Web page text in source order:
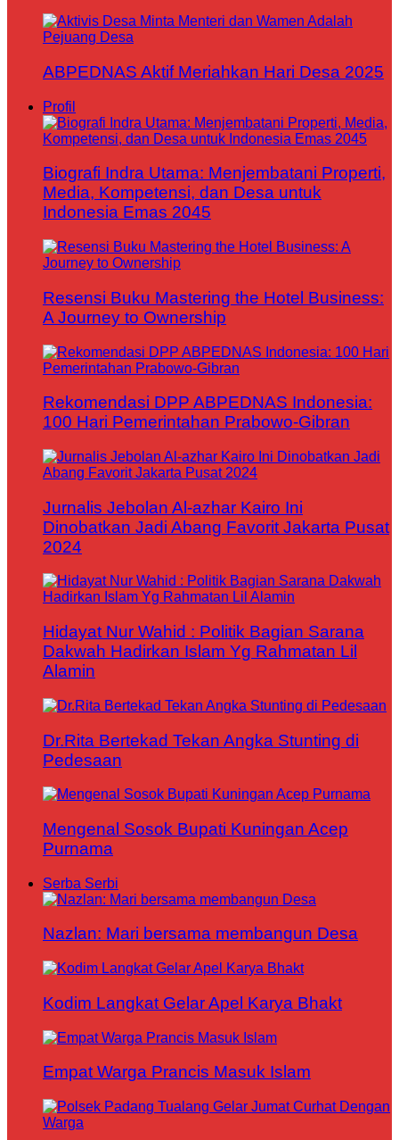
ABPEDNAS Aktif Meriahkan Hari Desa 2025
Profil
Biografi Indra Utama: Menjembatani Properti,
Media, Kompetensi, dan Desa untuk
Indonesia Emas 2045
Resensi Buku Mastering the Hotel Business:
A Journey to Ownership
Rekomendasi DPP ABPEDNAS Indonesia:
100 Hari Pemerintahan Prabowo-Gibran
Jurnalis Jebolan Al-azhar Kairo Ini
Dinobatkan Jadi Abang Favorit Jakarta Pusat
2024
Hidayat Nur Wahid : Politik Bagian Sarana
Dakwah Hadirkan Islam Yg Rahmatan Lil
Alamin
Dr.Rita Bertekad Tekan Angka Stunting di
Pedesaan
Mengenal Sosok Bupati Kuningan Acep
Purnama
Serba Serbi
Nazlan: Mari bersama membangun Desa
Kodim Langkat Gelar Apel Karya Bhakt
Empat Warga Prancis Masuk Islam